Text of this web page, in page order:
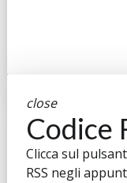
close
Codice
Clicca sul
RSS negli